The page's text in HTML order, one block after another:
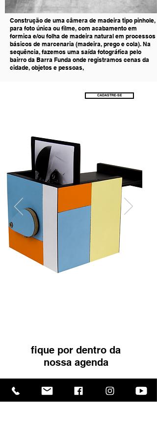
Construção de uma câmera de madeira tipo pinhole,
para foto única ou filme, com acabamento em
formica e/ou folha de madeira natural em processos
básicos de marcenaria (madeira, prego e cola). Na
sequência, fazemos uma saída fotográfica pelo
bairro da Barra Funda onde registramos cenas da
cidade, objetos e pessoas,
uma nova turma.CADASTRE-SE
fique por dentro da
nossa agenda